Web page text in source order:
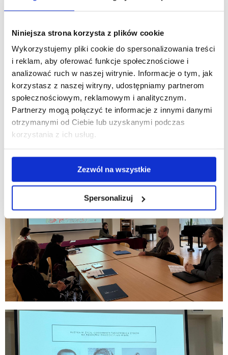
Niniejsza strona korzysta z plików cookie
Wykorzystujemy pliki cookie do spersonalizowania treści
i reklam, aby oferować funkcje społecznościowe i
analizować ruch w naszej witrynie. Informacje o tym, jak
korzystasz z naszej witryny, udostępniamy partnerom
społecznościowym, reklamowym i analitycznym.
Partnerzy mogą połączyć te informacje z innymi danymi
otrzymanymi od Ciebie lub uzyskanymi podczas
korzystania z ich usług.
Zezwól na wszystkie
Spersonalizuj